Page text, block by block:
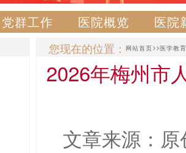
党群工作 医院概览 医院
您现在的位置： 网站首页>>医学教育
2026年梅州市
文章来源：原